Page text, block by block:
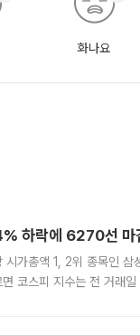
화나요
하락에 6270선 마
시가총액 1, 2위 종목인
면 코스피 지수는 전 거